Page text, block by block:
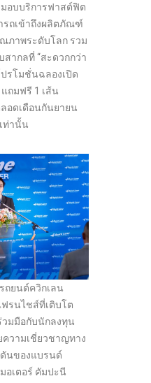
อบบริการฟาสต์ฟิต
รถเข้าถึงผลิตภัณฑ์
ภาพระดับโลก รวม
ากลที่ “สะดวกกว่า
ปรโมชั่นฉลองเปิด
ถมฟรี 1 เส้น
อดเดือนกันยายน
ท่านั้น
ถยนต์ควิกเลน
รนไชส์ที่เติบโต
วมมือกับนักลงทุน
วามเชี่ยวชาญทาง
นของแบรนด์
อเตอร์ คัมปะนี